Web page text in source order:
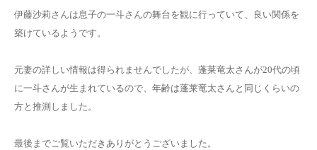
伊藤沙莉さんは息子の一斗さんの舞台を観に行っていて、良い関係を
築けているようです。
元妻の詳しい情報は得られませんでしたが、蓬莱竜太さんが20代の頃
に一斗さんが生まれているので、年齢は蓬莱竜太さんと同じくらいの
方と推測しました。
最後までご覧いただきありがとうございました。